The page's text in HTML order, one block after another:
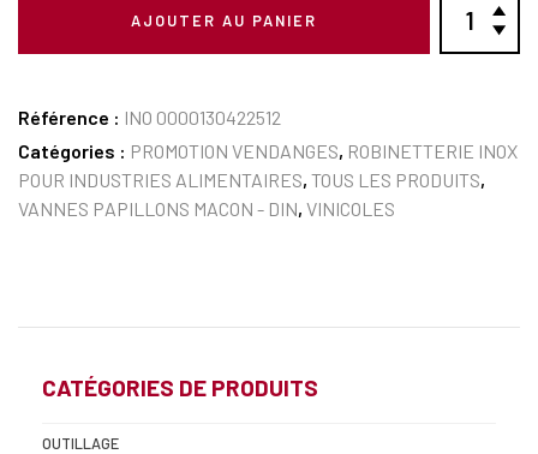
AJOUTER AU PANIER
Référence : INO 0000130422512
Catégories : PROMOTION VENDANGES, ROBINETTERIE INOX
POUR INDUSTRIES ALIMENTAIRES, TOUS LES PRODUITS,
VANNES PAPILLONS MACON - DIN, VINICOLES
CATÉGORIES DE PRODUITS
OUTILLAGE